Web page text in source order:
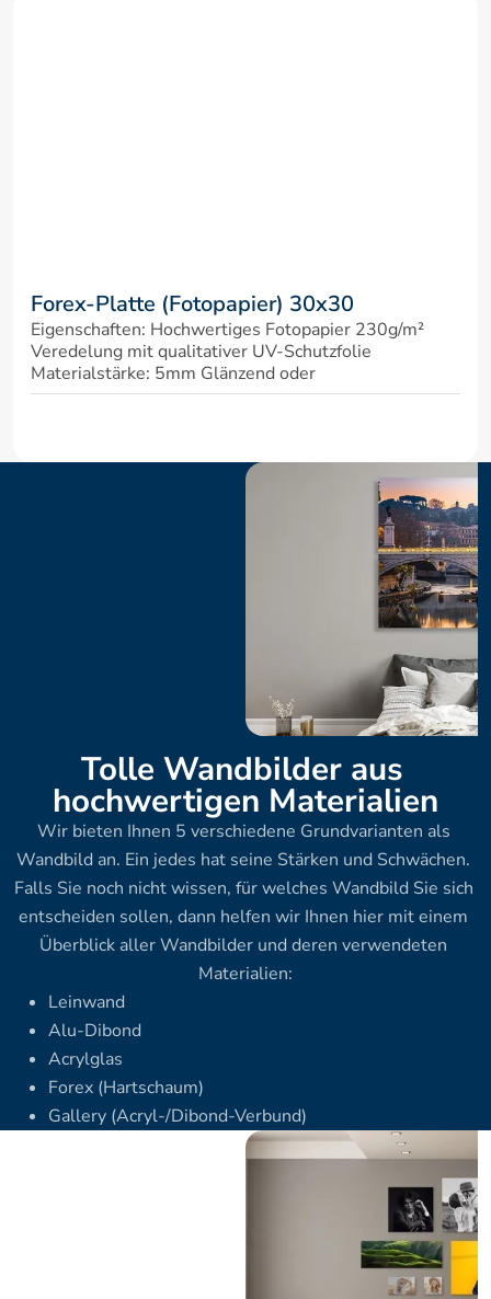
Forex-Platte (Fotopapier) 30x30
Eigenschaften: Hochwertiges Fotopapier 230g/m²
Veredelung mit qualitativer UV-Schutzfolie
Materialstärke: 5mm Glänzend oder
Tolle Wandbilder aus
hochwertigen Materialien
Wir bieten Ihnen 5 verschiedene Grundvarianten als
Wandbild an. Ein jedes hat seine Stärken und Schwächen.
Falls Sie noch nicht wissen, für welches Wandbild Sie sich
entscheiden sollen, dann helfen wir Ihnen hier mit einem
Überblick aller Wandbilder und deren verwendeten
Materialien:
Leinwand
Alu-Dibond
Acrylglas
Forex (Hartschaum)
Gallery (Acryl-/Dibond-Verbund)